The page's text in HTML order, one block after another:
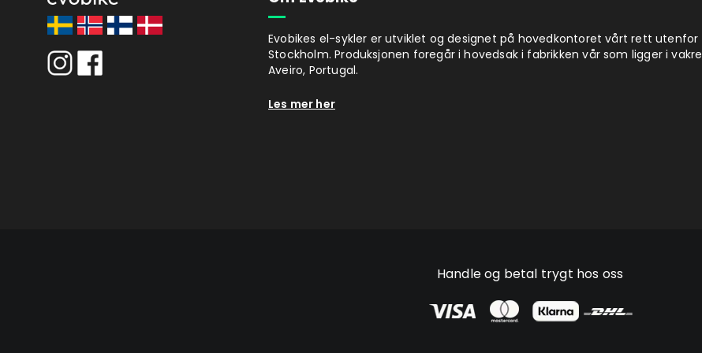
Evobikes el-sykler er utviklet og designet på hovedkontoret vårt rett utenfor
Stockholm. Produksjonen foregår i hovedsak i fabrikken vår som ligger i vakre
Aveiro, Portugal.
Les mer her
Handle og betal trygt hos oss